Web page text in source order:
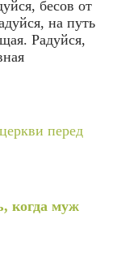
бесов от
на путь
Радуйся,
перед
когда муж